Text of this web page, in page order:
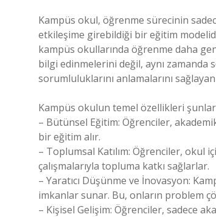
Kampüs okul, öğrenme sürecinin
etkileşime girebildiği bir eğitim
kampüs okullarında öğrenme daha
bilgi edinmelerini değil, aynı zamanda
sorumluluklarını anlamalarını
Kampüs okulun temel özellikleri
– Bütünsel Eğitim: Öğrenciler,
bir eğitim alır.
– Toplumsal Katılım: Öğrenciler,
çalışmalarıyla topluma katkı sağlarlar.
– Yaratıcı Düşünme ve İnovasyon:
imkanlar sunar. Bu, onların problem
– Kişisel Gelişim: Öğrenciler, sadece